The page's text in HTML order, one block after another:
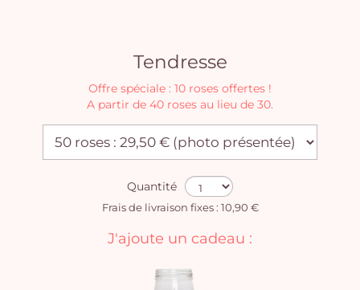
Tendresse
Offre spéciale : 10 roses offertes !
A partir de 40 roses au lieu de 30.
Quantité
Frais de livraison fixes : 10,90 €
J'ajoute un cadeau :